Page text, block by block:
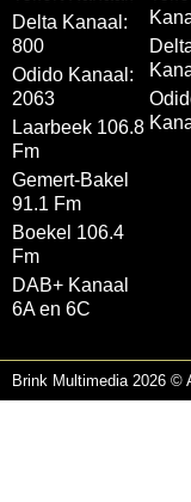
Delta Kanaal:
800
Odido Kanaal:
2063
Laarbeek 106.8
Fm
Gemert-Bakel
91.1 Fm
Boekel 106.4
Fm
DAB+ Kanaal
6A en 6C
Brink Multimedia 2026 ©